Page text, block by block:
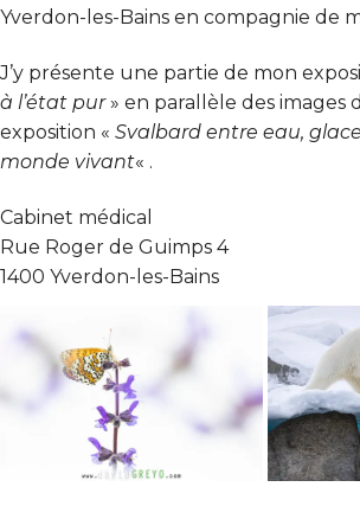
Yverdon-les-Bains en compagnie de
J’y présente une partie de mon
à l’état pur» en parallèle des images
exposition « Svalbard entre eau,
monde vivant« .
Cabinet médical
Rue Roger de Guimps 4
1400 Yverdon-les-Bains